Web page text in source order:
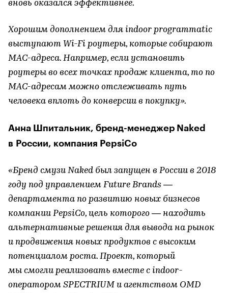
вновь оказался эффективнее.
Хорошим дополнением для indoor programmatic
выступают Wi-Fi роутеры, которые собирают
MAC-адреса. Например, если установить
роутеры во всех точках продаж клиента, то по
MAC-адресам можно отслеживать путь
человека вплоть до конверсии в покупку».
Анна Шпитальник, бренд-менеджер Naked
в России, компания PepsiCo
«Бренд смузи Naked был запущен в России в 2018
году под управлением Future Brands —
департамента по развитию новых бизнесов
компании PepsiCo, цель которого — находить
альтернативные решения для вывода на рынок
и продвижения новых продуктов с высоким
потенциалом роста. Проект, который
мы смогли реализовать вместе с indoor-
оператором SPECTRIUM и агентством OMD